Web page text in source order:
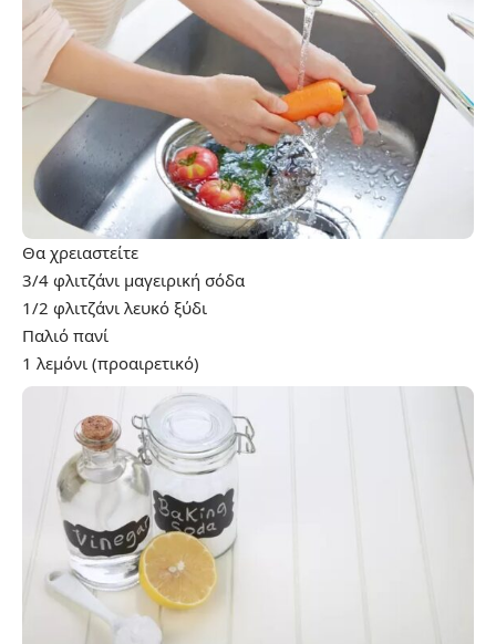
Θα χρειαστείτε
3/4 φλιτζάνι μαγειρική σόδα
1/2 φλιτζάνι λευκό ξύδι
Παλιό πανί
1 λεμόνι (προαιρετικό)